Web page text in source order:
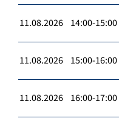
11.08.2026 14:00-15:00
11.08.2026 15:00-16:00
11.08.2026 16:00-17:00